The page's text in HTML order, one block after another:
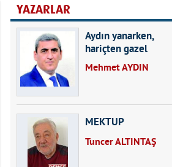
YAZARLAR
Aydın yanarken,
hariçten gazel
okuyarak kalpleri de
Mehmet AYDIN
MEKTUP
Tuncer ALTINTAŞ